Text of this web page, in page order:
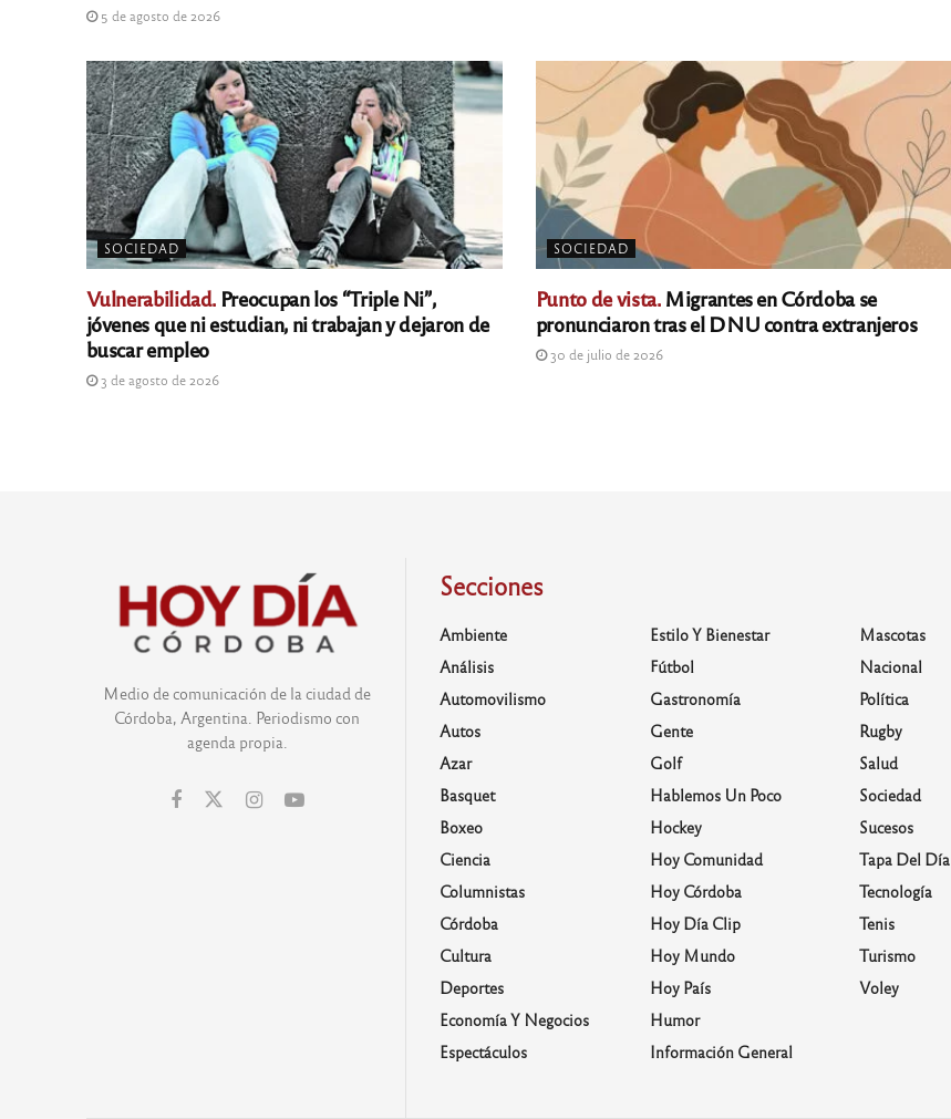
5 de agosto de 2026
SOCIEDAD
Vulnerabilidad. Preocupan los “Triple Ni”,
jóvenes que ni estudian, ni trabajan y dejaron de
buscar empleo
3 de agosto de 2026
SOCIEDAD
Punto de vista.Migrantes en Córdoba se
pronunciaron tras el DNU contra extranjeros
30 de julio de 2026
Medio de comunicación de la ciudad de
Córdoba, Argentina. Periodismo con
agenda propia.
Secciones
Ambiente
Análisis
Automovilismo
Autos
Azar
Basquet
Boxeo
Ciencia
Columnistas
Córdoba
Cultura
Deportes
Economía Y Negocios
Espectáculos
Estilo Y Bienestar
Fútbol
Gastronomía
Gente
Golf
Hablemos Un Poco
Hockey
Hoy Comunidad
Hoy Córdoba
Hoy Día Clip
Hoy Mundo
Hoy País
Humor
Información General
Mascotas
Nacional
Política
Rugby
Salud
Sociedad
Sucesos
Tapa Del Día
Tecnología
Tenis
Turismo
Voley